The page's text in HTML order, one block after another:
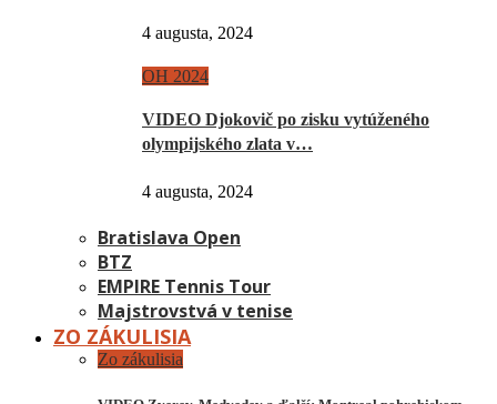
4 augusta, 2024
OH 2024
VIDEO Djokovič po zisku vytúženého
olympijského zlata v…
4 augusta, 2024
Bratislava Open
BTZ
EMPIRE Tennis Tour
Majstrovstvá v tenise
ZO ZÁKULISIA
Zo zákulisia